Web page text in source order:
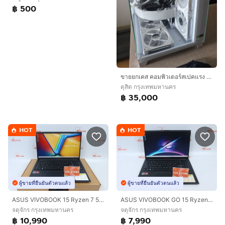
฿ 500
ขายยกเคส คอมพิวเตอร์สเปคแรง รับของเองครับ
ดุสิต กรุงเทพมหานคร
฿ 35,000
HOT
ผู้ขายที่ยืนยันตัวตนแล้ว
ASUS VIVOBOOK 15 Ryzen 7 5825U RAM16.512GB
จตุจักร กรุงเทพมหานคร
฿ 10,990
HOT
ผู้ขายที่ยืนยันตัวตนแล้ว
ASUS VIVOBOOK GO 15 Ryzen 5 7520U RAM8.512GB
จตุจักร กรุงเทพมหานคร
฿ 7,990